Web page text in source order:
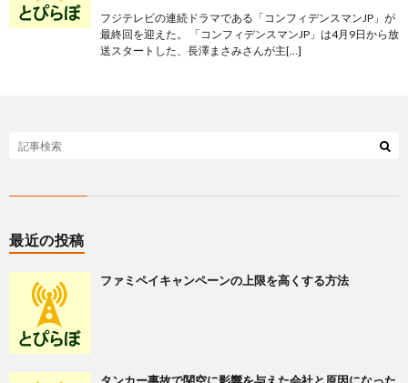
フジテレビの連続ドラマである「コンフィデンスマンJP」が
最終回を迎えた。 「コンフィデンスマンJP」は4月9日から放
送スタートした、長澤まさみさんが主[…]
最近の投稿
ファミペイキャンペーンの上限を高くする方法